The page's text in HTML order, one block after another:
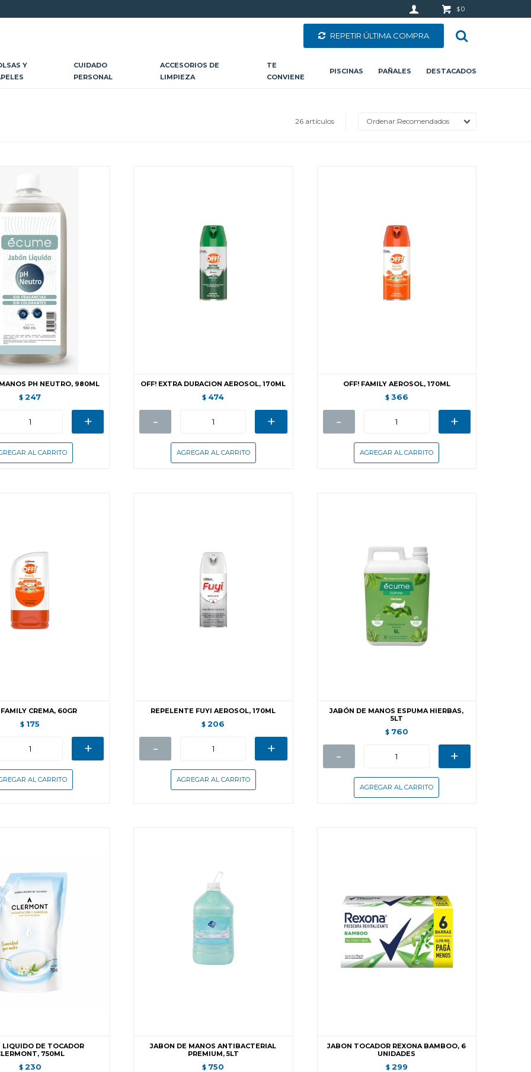
Y
CUIDADO
PERSONAL
ACCESORIOS DE
LIMPIEZA
TE
CONVIENE
PISCINAS PAÑALES DESTACADOS
REPETIR ÚLTIMA COMPRA
$0
26 artículos Recomendados
PH NEUTRO, 980ML
$ 247
+
OFF! EXTRA DURACION AEROSOL, 170ML
$ 474
- +
OFF! FAMILY AEROSOL, 170ML
$ 366
- +
CREMA, 60GR
$ 175
+
REPELENTE FUYI AEROSOL, 170ML
$ 206
- +
JABÓN DE MANOS ESPUMA HIERBAS,
5LT
$ 760
- +
LIQUIDO DE TOCADOR
750ML
$ 230
JABON DE MANOS ANTIBACTERIAL
PREMIUM, 5LT
$ 750
JABON TOCADOR REXONA BAMBOO, 6
UNIDADES
$ 299